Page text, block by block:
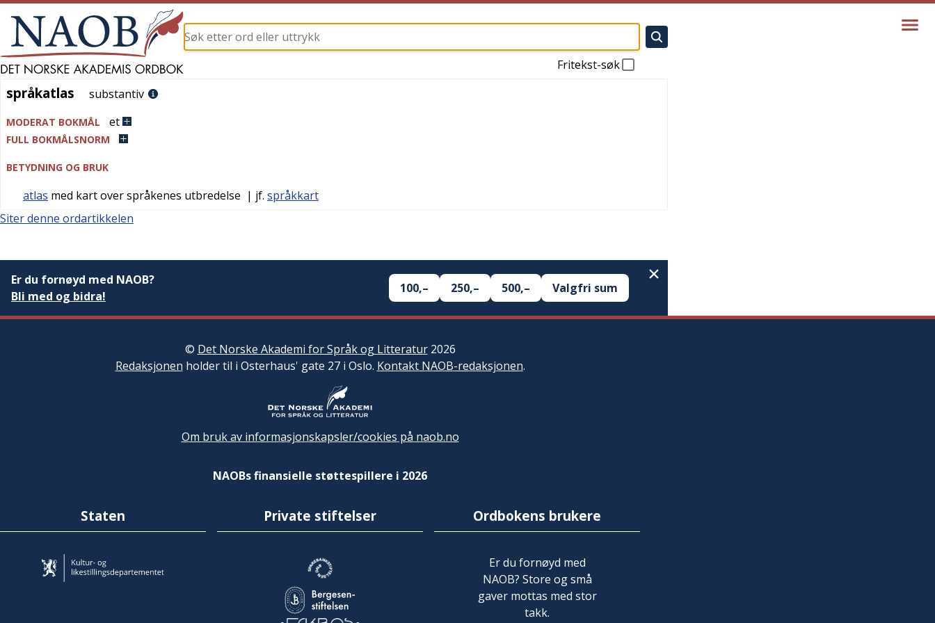
Fritekst-søk
språkatlas
språkatlas substantiv
MODERAT BOKMÅL et
FULL BOKMÅLSNORM
BETYDNING OG BRUK
atlas med kart over språkenes utbredelse | jf. språkkart
Siter denne ordartikkelen
Er du fornøyd med NAOB?
Bli med og bidra!
100,– 250,– 500,– Valgfri sum
© Det Norske Akademi for Språk og Litteratur2026
Redaksjonen holder til i Osterhaus' gate 27 i Oslo. Kontakt NAOB-redaksjonen.
Om bruk av informasjonskapsler/cookies på naob.no
NAOBs finansielle støttespillere i 2026
Staten Private stiftelser Ordbokens brukere
Er du fornøyd med
NAOB? Store og små
gaver mottas med stor
takk.